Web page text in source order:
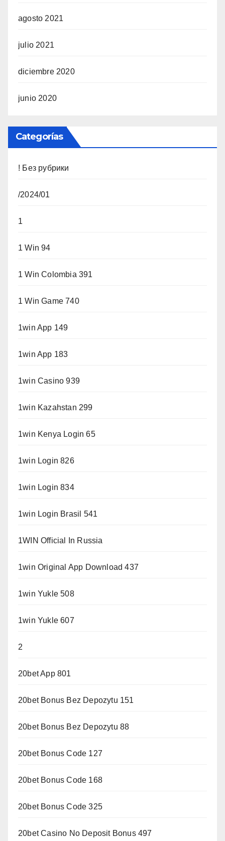
agosto 2021
julio 2021
diciembre 2020
junio 2020
Categorías
! Без рубрики
/2024/01
1
1 Win 94
1 Win Colombia 391
1 Win Game 740
1win App 149
1win App 183
1win Casino 939
1win Kazahstan 299
1win Kenya Login 65
1win Login 826
1win Login 834
1win Login Brasil 541
1WIN Official In Russia
1win Original App Download 437
1win Yukle 508
1win Yukle 607
2
20bet App 801
20bet Bonus Bez Depozytu 151
20bet Bonus Bez Depozytu 88
20bet Bonus Code 127
20bet Bonus Code 168
20bet Bonus Code 325
20bet Casino No Deposit Bonus 497